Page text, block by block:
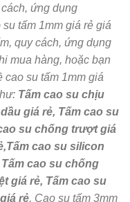
ứng dụng
su tấm 1mm giá rẻ giá
quy cách, ứng dụng
mua hàng, hoặc bạn
cao su tấm 1mm giá
Tấm cao su chịu
giá rẻ, Tấm cao su
su chống trượt giá
cao su silicon
cao su chống
giá rẻ, Tấm cao su
rẻ, Cao su tấm 3mm